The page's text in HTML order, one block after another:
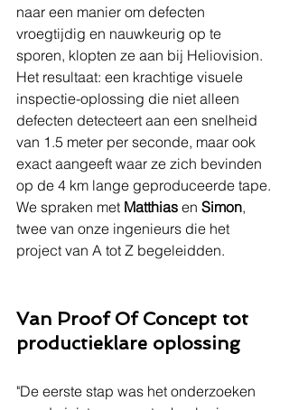
naar een manier om defecten
vroegtijdig en nauwkeurig op te
sporen, klopten ze aan bij Heliovision.
Het resultaat: een krachtige visuele
inspectie-oplossing die niet alleen
defecten detecteert aan een snelheid
van 1.5 meter per seconde, maar ook
exact aangeeft waar ze zich bevinden
op de 4 km lange geproduceerde tape.
We spraken met Matthias en Simon,
twee van onze ingenieurs die het
project van A tot Z begeleidden.
Van Proof Of Concept tot
productieklare oplossing
"De eerste stap was het onderzoeken